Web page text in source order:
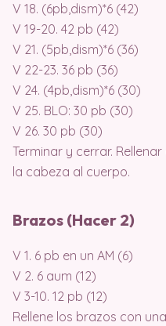
V 18. (6pb,dism)*6 (42)
V 19-20. 42 pb (42)
V 21. (5pb,dism)*6 (36)
V 22-23. 36 pb (36)
V 24. (4pb,dism)*6 (30)
V 25. BLO: 30 pb (30)
V 26. 30 pb (30)
Terminar y cerrar.
la cabeza al cuerpo.
Brazos (Hacer 2)
V 1. 6 pb en un AM (6)
V 2. 6 aum (12)
V 3-10. 12 pb (12)
Rellene los brazos con